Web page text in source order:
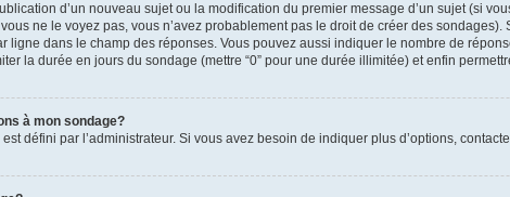
d’un nouveau sujet ou la modification du premier message d’un sujet (si
ne le voyez pas, vous n’avez probablement pas le droit de créer des
ligne dans le champ des réponses. Vous pouvez aussi indiquer le nombre de
la durée en jours du sondage (mettre “0” pour une durée illimitée) et enfin
à mon sondage?
défini par l’administrateur. Si vous avez besoin de indiquer plus d’options,